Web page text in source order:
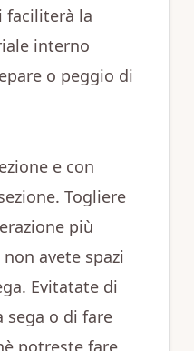
faciliterà la
interno
o peggio di
e con
Togliere
più
avete spazi
Evitatate di
sega o di fare
potreste fare